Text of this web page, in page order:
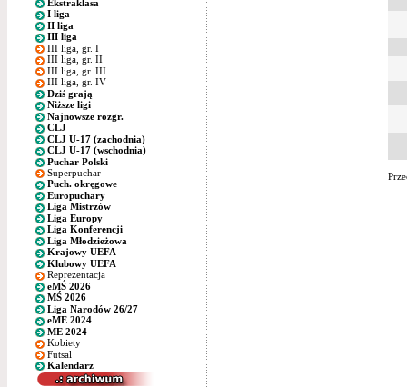
Ekstraklasa
I liga
II liga
III liga
III liga, gr. I
III liga, gr. II
III liga, gr. III
III liga, gr. IV
Dziś grają
Niższe ligi
Najnowsze rozgr.
CLJ
CLJ U-17 (zachodnia)
CLJ U-17 (wschodnia)
Puchar Polski
Superpuchar
Puch. okręgowe
Europuchary
Liga Mistrzów
Liga Europy
Liga Konferencji
Liga Młodzieżowa
Krajowy UEFA
Klubowy UEFA
Reprezentacja
eMŚ 2026
MŚ 2026
Liga Narodów 26/27
eME 2024
ME 2024
Kobiety
Futsal
Kalendarz